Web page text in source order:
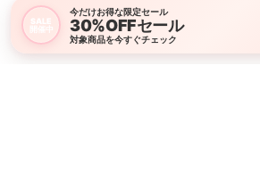
SALE
開催中
今だけお得な限定セール
30%OFFセール
対象商品を今すぐチェック